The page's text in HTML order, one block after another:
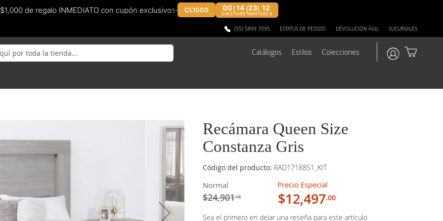
de regalo INMEDIATO con cupón exclusivo✨ CL1000 00
DIAS
14
HRS
23
MIN
11
SECS
(55) 5899 7095 ESTATUS DE PEDIDO DEVOLUCIÓN ÁGIL SUCURSALES
Catálogos Estilos Colecciones
Recámara Queen Size
Constanza Gris
Código del producto: RAD17188S1_KIT
Normal
$24,901.13
Precio Especial
$12,497.00
Sea el primero en dejar una reseña para este artículo